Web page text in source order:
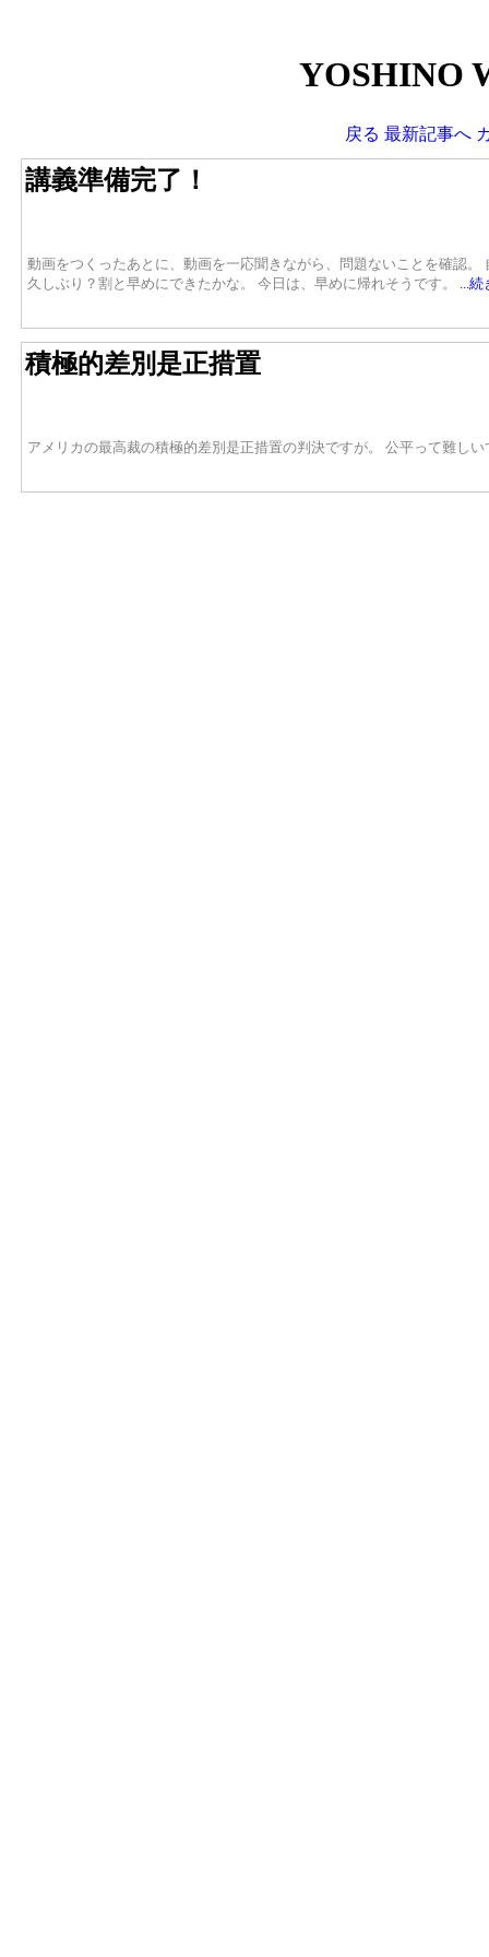
YOSHINO
戻る 最新記事へ
講義準備完了！
動画をつくったあとに、動画を一応聞きながら、問題ないことを確認
久しぶり？割と早めにできたかな。 今日は、早めに帰れそうです。
...
積極的差別是正措置
アメリカの最高裁の積極的差別是正措置の判決ですが。 公平って難し